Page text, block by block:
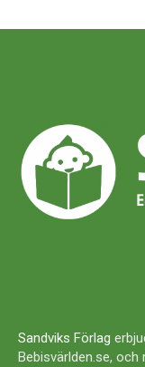
Sandviks Förlag
Bebisvärlden.se,